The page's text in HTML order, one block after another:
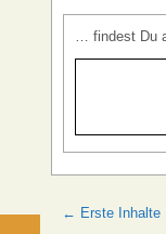
… findest Du
← Erste Inhalte